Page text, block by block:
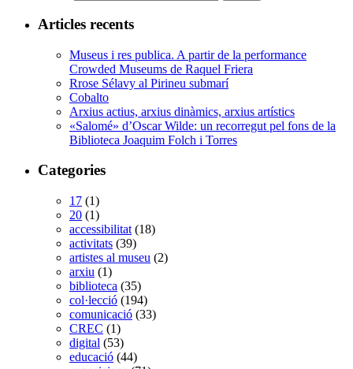
Articles recents
Museus i res publica. A partir de la performance
Crowded Museums de Raquel Friera
Rrose Sélavy al Pirineu submarí
Cobalto
Arxius actius, arxius dinàmics, arxius artístics
«Salomé» d’Oscar Wilde: un recorregut pel fons de la
Biblioteca Joaquim Folch i Torres
Categories
17 (1)
20 (1)
accessibilitat (18)
activitats (39)
artistes al museu (2)
arxiu (1)
biblioteca (35)
col·lecció (194)
comunicació (33)
CREC (1)
digital (53)
educació (44)